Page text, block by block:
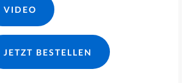
VIDEO
JETZT BESTELLEN